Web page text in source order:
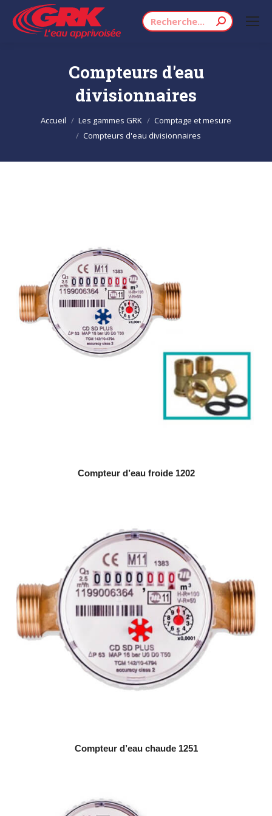
Recherche
Compteurs d'eau
divisionnaires
Vous êtes ici :
Accueil Les gammes GRK
Comptage et mesure
Compteurs d'eau divisionnaires
Compteur d’eau froide 1202
Compteur d’eau chaude 1251